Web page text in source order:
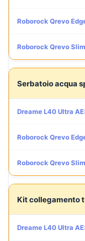
Roborock Qrevo
Roborock Qrevo
Serbatoio acqua
Dreame L40 Ultra AE:
Roborock Qrevo
Roborock Qrevo
Kit collegamento
Dreame L40 Ultra AE: